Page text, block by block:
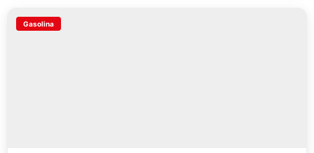
Gasolina